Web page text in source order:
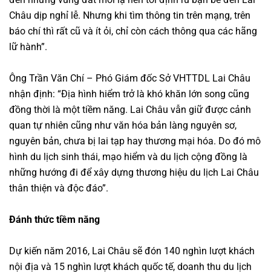
Châu dịp nghỉ lễ. Nhưng khi tìm thông tin trên mạng, trên
báo chí thì rất cũ và ít ỏi, chỉ còn cách thông qua các hãng
lữ hành”.
Ông Trần Văn Chí – Phó Giám đốc Sở VHTTDL Lai Châu
nhận định: “Địa hình hiểm trở là khó khăn lớn song cũng
đồng thời là một tiềm năng. Lai Châu vẫn giữ được cảnh
quan tự nhiên cũng như văn hóa bản làng nguyên sơ,
nguyên bản, chưa bị lai tạp hay thương mại hóa. Do đó mô
hình du lịch sinh thái, mạo hiểm và du lịch cộng đồng là
những hướng đi để xây dựng thương hiệu du lịch Lai Châu
thân thiện và độc đáo”.
Đánh thức tiềm năng
Dự kiến năm 2016, Lai Châu sẽ đón 140 nghìn lượt khách
nội địa và 15 nghìn lượt khách quốc tế, doanh thu du lịch